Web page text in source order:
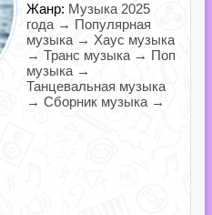
Жанр: Музыка 2025
года → Популярная
музыка → Хаус музыка
→ Транс музыка → Поп
музыка →
Танцевальная музыка
→ Сборник музыка →